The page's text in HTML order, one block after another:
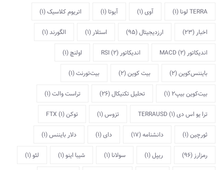
TERRA لونا (1) آوی(1) آیوتا (1) اتریوم کلاسیک(1)
اخبار (23) ارزدیجیتال(95) استلار (1) الگورند(1)
اندیکاتور MACD (2) اندیکاتور RSI (2) اولنچ(1)
بایننس‌کوین(2) بیت کوین(2) بیت‌تورنت(1)
بیت‌کوین بیپ2 (1) تحلیل تکنیکال(26) تراست والت(1)
ترا یو اس دی TERRAUSD(1) تزوس(1) توکن FTX(1)
ثورچین(1) دانشنامه(17) دای(1) دلار بایننس(1)
رمزارز (96) ریپل(1) سولانا (1) شیبا اینو(1) لئو(1)